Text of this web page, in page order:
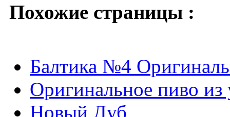
Похожие страницы :
Балтика №4
Оригинальное пиво
Новый Дуб